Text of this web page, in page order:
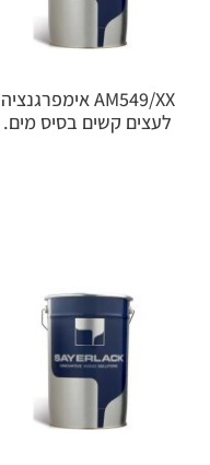
AM549/XX אימפרגנציה
לעצים קשים בסיס מים.